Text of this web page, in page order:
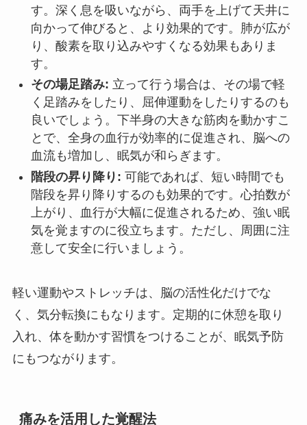
す。深く息を吸いながら、両手を上げて天井に
向かって伸びると、より効果的です。肺が広が
り、酸素を取り込みやすくなる効果もありま
す。
その場足踏み: 立って行う場合は、その場で軽
く足踏みをしたり、屈伸運動をしたりするのも
良いでしょう。下半身の大きな筋肉を動かすこ
とで、全身の血行が効率的に促進され、脳への
血流も増加し、眠気が和らぎます。
階段の昇り降り: 可能であれば、短い時間でも
階段を昇り降りするのも効果的です。心拍数が
上がり、血行が大幅に促進されるため、強い眠
気を覚ますのに役立ちます。ただし、周囲に注
意して安全に行いましょう。
軽い運動やストレッチは、脳の活性化だけでな
く、気分転換にもなります。定期的に休憩を取り
入れ、体を動かす習慣をつけることが、眠気予防
にもつながります。
痛みを活用した覚醒法